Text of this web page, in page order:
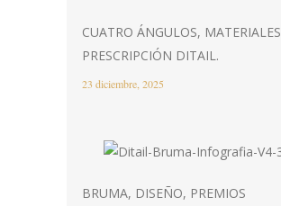
CUATRO ÁNGULOS, MATERIALES
PRESCRIPCIÓN DITAIL.
23 diciembre, 2025
BRUMA, DISEÑO, PREMIOS